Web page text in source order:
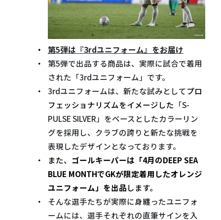
第5弾は『3rdユニフォーム』をお届け
第5弾で出品する商品は、実際に試合で着用
された「3rdユニフォーム」です。
3rdユニフォームは、新たな試みとしてプロ
フェッショナリズムをイメージした 「S-
PULSE SILVER」をベースとしたカラーリン
グを採用し、クラブの誇りと新たな挑戦を
表現したデザインとなっております。
また、 ゴールキーパーは「4月のDEEP SEA
BLUE MONTHでGKが限定着用したオレンジ
ユニフォーム」を出品します。
そんな選手たちが実際に身纏ったユニフォ
ームには、選手それぞれの直筆サインを入